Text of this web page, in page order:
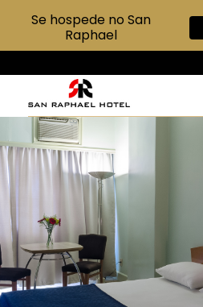
San Raphael Hotel
Hotel no Centro de SP
Se hospede no San
Raphael